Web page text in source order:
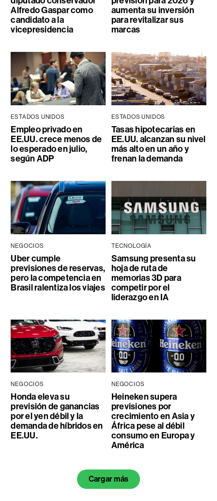
Alfredo Gaspar como
candidato a la
vicepresidencia
aumenta su inversión
para revitalizar sus
marcas
ESTADOS UNIDOS
Empleo privado en
EE.UU. crece menos de
lo esperado en julio,
según ADP
ESTADOS UNIDOS
Tasas hipotecarias en
EE.UU. alcanzan su nivel
más alto en un año y
frenan la demanda
NEGOCIOS
Uber cumple
previsiones de reservas,
pero la competencia en
Brasil ralentiza los viajes
TECNOLOGÍA
Samsung presenta su
hoja de ruta de
memorias 3D para
competir por el
liderazgo en IA
NEGOCIOS
Honda eleva su
previsión de ganancias
por el yen débil y la
demanda de híbridos en
EE.UU.
NEGOCIOS
Heineken supera
previsiones por
crecimiento en Asia y
África pese al débil
consumo en Europa y
América
Cargar más